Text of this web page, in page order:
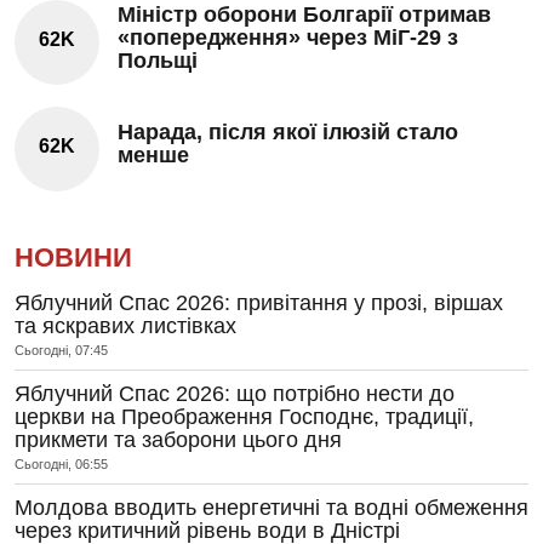
62K
Міністр оборони Болгарії отримав
«попередження» через МіГ-29 з
Польщі
62K
Нарада, після якої ілюзій стало
менше
НОВИНИ
Яблучний Спас 2026: привітання у прозі, віршах
та яскравих листівках
Сьогодні, 07:45
Яблучний Спас 2026: що потрібно нести до
церкви на Преображення Господнє, традиції,
прикмети та заборони цього дня
Сьогодні, 06:55
Молдова вводить енергетичні та водні обмеження
через критичний рівень води в Дністрі